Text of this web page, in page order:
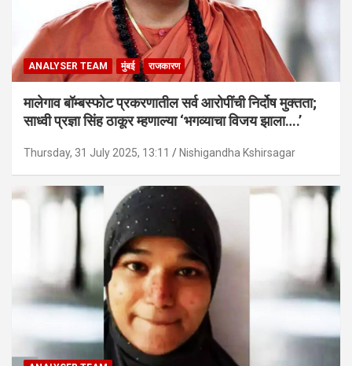
ANALYSER TEAM मुंबई राजकारण
मालेगाव बॉम्बस्फोट प्रकरणातील सर्व आरोपींची निर्दोष मुक्तता;
साध्वी प्रज्ञा सिंह ठाकूर म्हणाल्या ‘भगव्याचा विजय झाला….’
Thursday, 31 July 2025, 13:11 Nishigandha Kshirsagar